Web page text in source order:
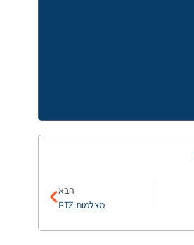
מכללת אפקה להנדסה
הבא
מצלמות PTZ